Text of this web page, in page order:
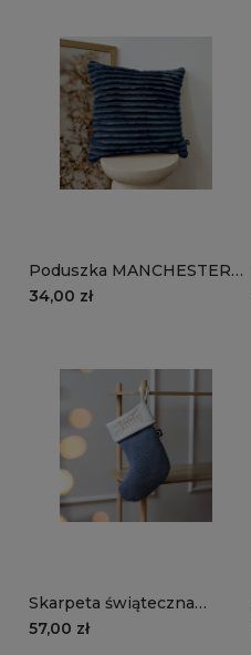
Poduszka MANCHESTER
TL77 | granatowy
34,00 zł
Skarpeta świąteczna
MANCHESTER LN77 |
57,00 zł